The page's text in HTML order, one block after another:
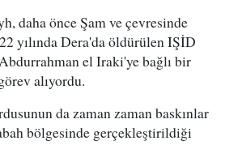
daha önce Şam ve çevresinde
yılında Dera'da öldürülen IŞİD
el Iraki'ye bağlı bir
alıyordu.
da zaman zaman baskınlar
bölgesinde gerçekleştirildiği